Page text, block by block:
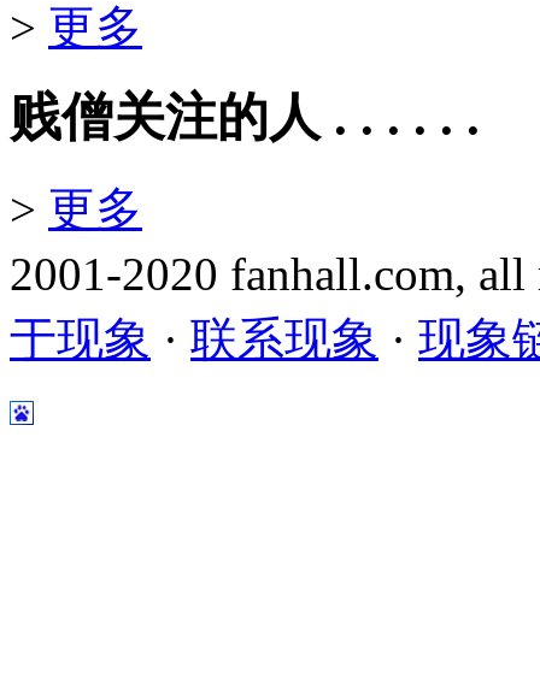
> 更多
贱僧关注的人 . . . . . .
> 更多
2001-2020 fanhall.com,
于现象 · 联系现象 · 现象